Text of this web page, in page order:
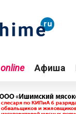
online Афиша